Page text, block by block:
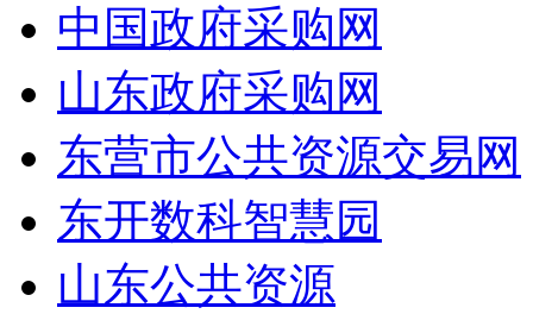
中国政府采购网
山东政府采购网
东营市公共资源交易网
东开数科智慧园
山东公共资源